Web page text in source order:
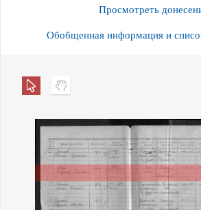
Просмотреть
Обобщенная информация и